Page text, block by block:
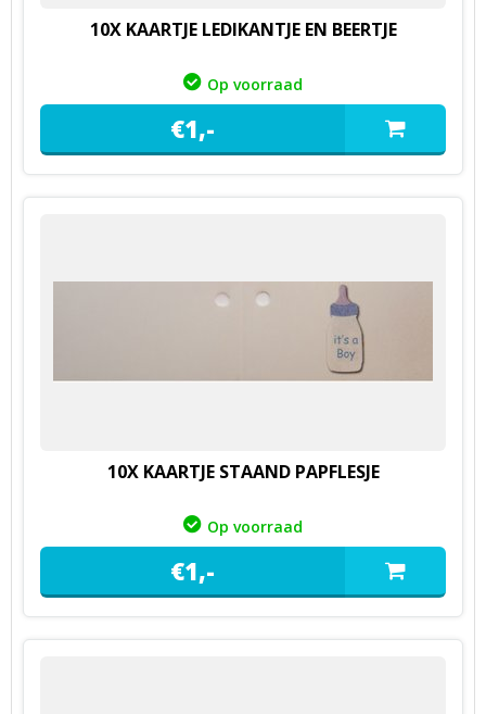
10X KAARTJE LEDIKANTJE EN BEERTJE
Op voorraad
€1,-
10X KAARTJE STAAND PAPFLESJE
Op voorraad
€1,-